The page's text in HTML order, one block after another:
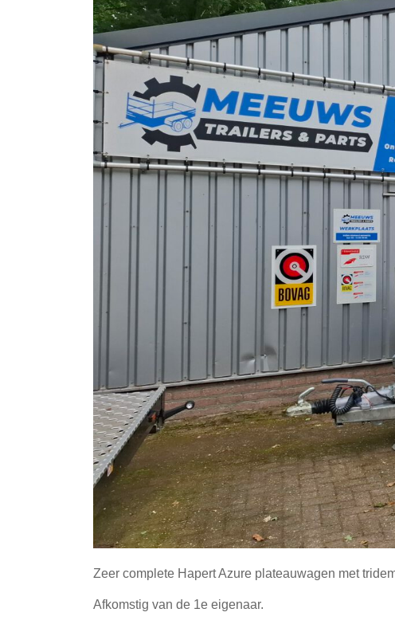
Zeer complete Hapert Azure plateauwagen met
Afkomstig van de 1e eigenaar.